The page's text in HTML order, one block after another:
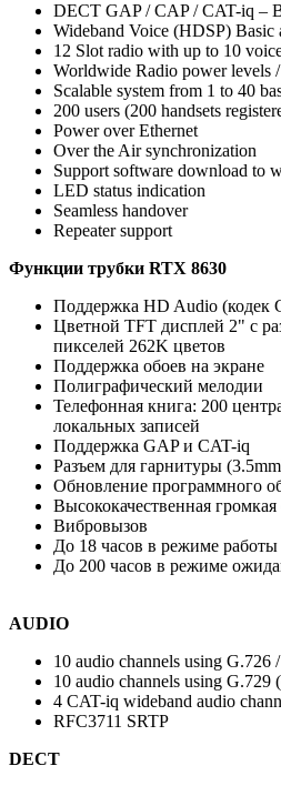
DECT GAP / CAP / CAT-iq –
Wideband Voice (HDSP) Basic
12 Slot radio with up to 10
Worldwide Radio power levels
Scalable system from 1 to 40
200 users (200 handsets
Power over Ethernet
Over the Air synchronization
Support software download to
LED status indication
Seamless handover
Repeater support
Функции трубки RTX 8630
Поддержка HD Audio (кодек
Цветной TFT дисплей 2" с
пикселей 262K цветов
Поддержка обоев на экране
Полиграфический мелодии
Телефонная книга: 200
локальных записей
Поддержка GAP и CAT-iq
Разъем для гарнитуры
Обновление программного
Высококачественная громкая
Вибровызов
До 18 часов в режиме работы
До 200 часов в режиме
AUDIO
10 audio channels using G.726
10 audio channels using G.729
4 CAT-iq wideband audio
RFC3711 SRTP
DECT